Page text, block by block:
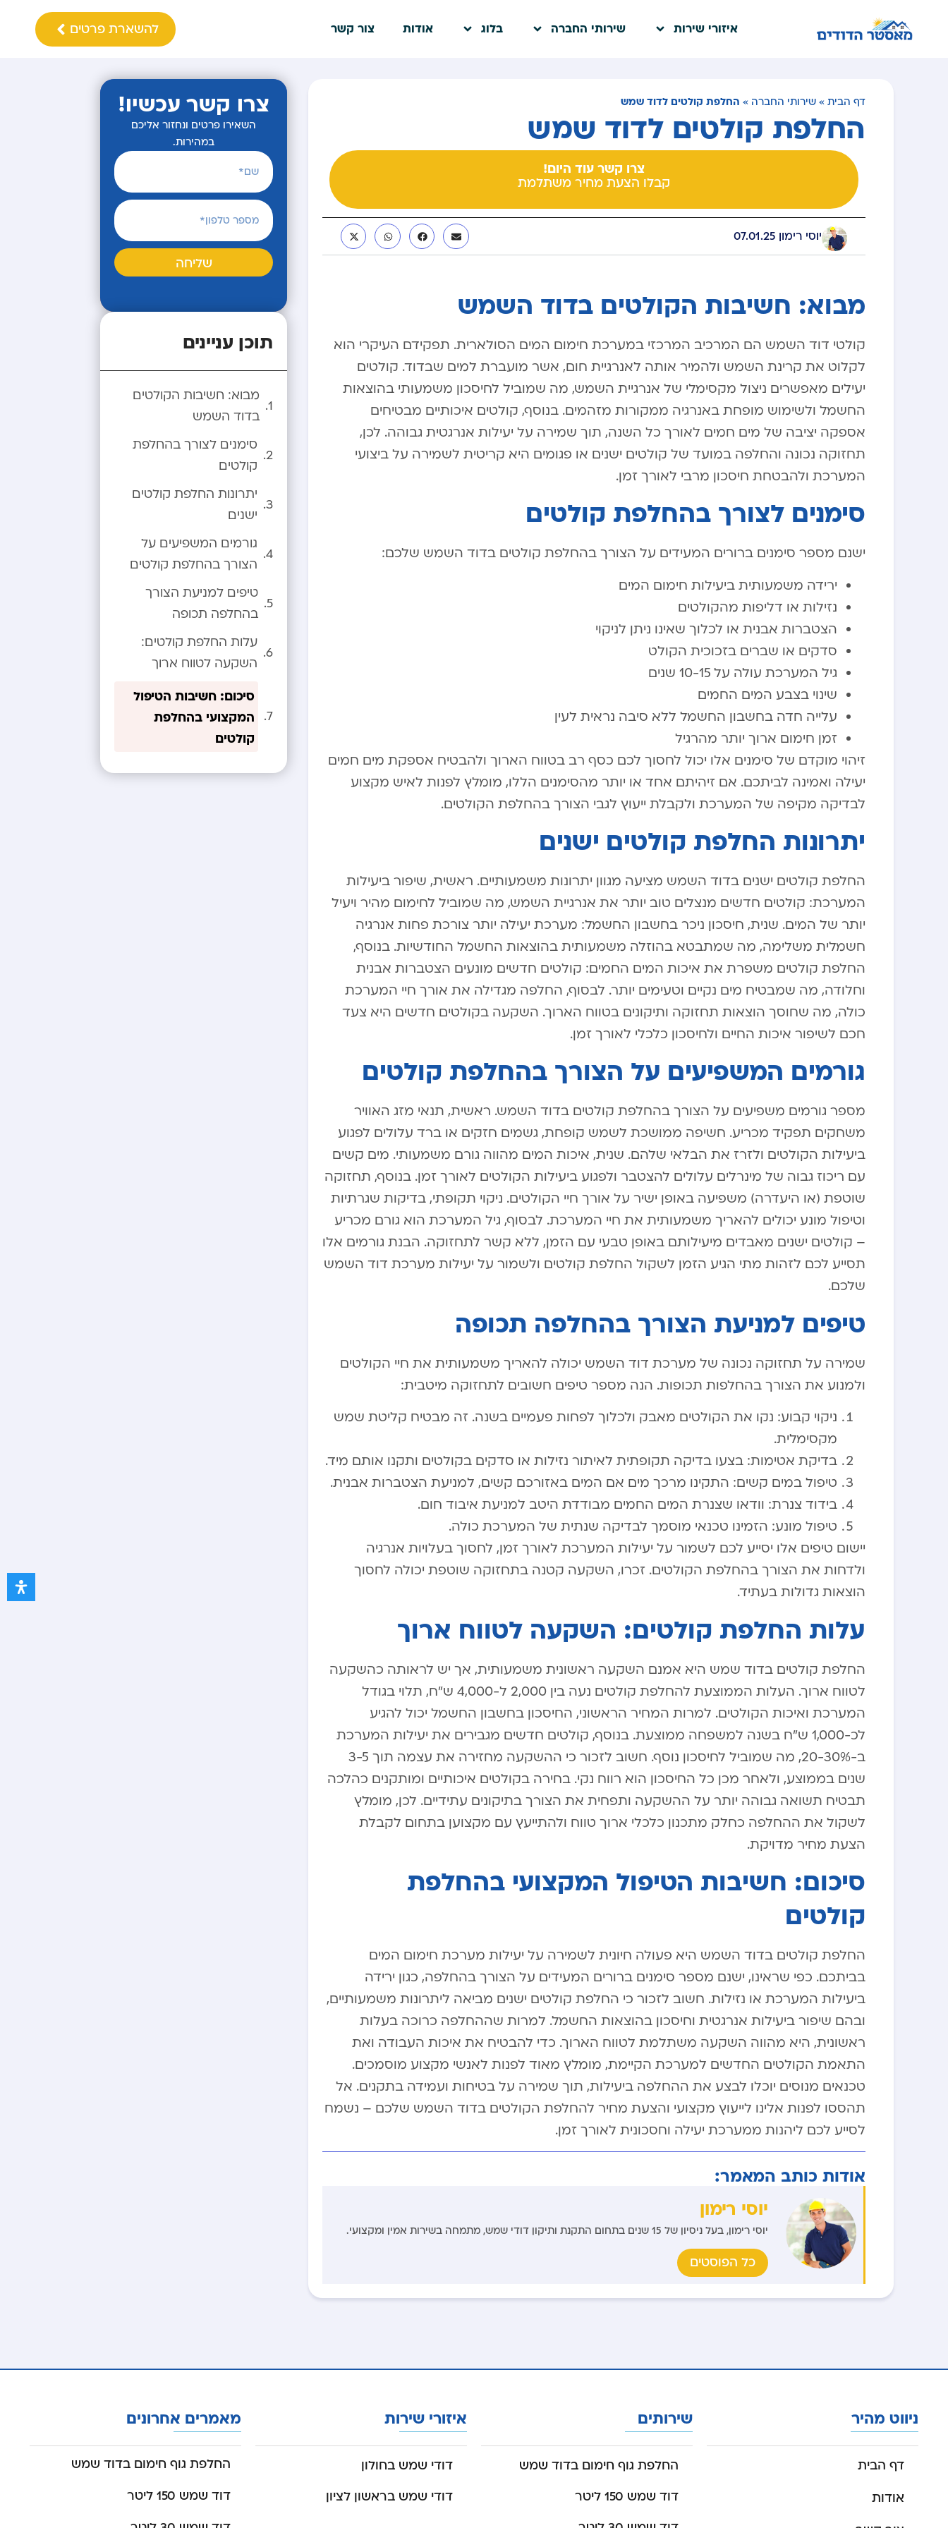
איזורי שירות שירותי החברה בלוג אודות צור קשר להשארת פרטים
דף הבית » שירותי החברה » החלפת קולטים לדוד שמש
החלפת קולטים לדוד שמש
צרו קשר עוד היום!
קבלו הצעת מחיר משתלמת
יוסי רימון 07.01.25
מבוא: חשיבות הקולטים בדוד השמש
קולטי דוד השמש הם המרכיב המרכזי במערכת חימום המים הסולארית. תפקידם העיקרי הוא
לקלוט את קרינת השמש ולהמיר אותה לאנרגיית חום, אשר מועברת למים שבדוד. קולטים
יעילים מאפשרים ניצול מקסימלי של אנרגיית השמש, מה שמוביל לחיסכון משמעותי בהוצאות
החשמל ולשימוש מופחת באנרגיה ממקורות מזהמים. בנוסף, קולטים איכותיים מבטיחים
אספקה יציבה של מים חמים לאורך כל השנה, תוך שמירה על יעילות אנרגטית גבוהה. לכן,
תחזוקה נכונה והחלפה במועד של קולטים ישנים או פגומים היא קריטית לשמירה על ביצועי
המערכת ולהבטחת חיסכון מרבי לאורך זמן.
סימנים לצורך בהחלפת קולטים
ישנם מספר סימנים ברורים המעידים על הצורך בהחלפת קולטים בדוד השמש שלכם:
ירידה משמעותית ביעילות חימום המים
נזילות או דליפות מהקולטים
הצטברות אבנית או לכלוך שאינו ניתן לניקוי
סדקים או שברים בזכוכית הקולט
גיל המערכת עולה על 10-15 שנים
שינוי בצבע המים החמים
עלייה חדה בחשבון החשמל ללא סיבה נראית לעין
זמן חימום ארוך יותר מהרגיל
זיהוי מוקדם של סימנים אלו יכול לחסוך לכם כסף רב בטווח הארוך ולהבטיח אספקת מים חמים
יעילה ואמינה לביתכם. אם זיהיתם אחד או יותר מהסימנים הללו, מומלץ לפנות לאיש מקצוע
לבדיקה מקיפה של המערכת ולקבלת ייעוץ לגבי הצורך בהחלפת הקולטים.
יתרונות החלפת קולטים ישנים
החלפת קולטים ישנים בדוד השמש מציעה מגוון יתרונות משמעותיים. ראשית, שיפור ביעילות
המערכת: קולטים חדשים מנצלים טוב יותר את אנרגיית השמש, מה שמוביל לחימום מהיר ויעיל
יותר של המים. שנית, חיסכון ניכר בחשבון החשמל: מערכת יעילה יותר צורכת פחות אנרגיה
חשמלית משלימה, מה שמתבטא בהוזלה משמעותית בהוצאות החשמל החודשיות. בנוסף,
החלפת קולטים משפרת את איכות המים החמים: קולטים חדשים מונעים הצטברות אבנית
וחלודה, מה שמבטיח מים נקיים וטעימים יותר. לבסוף, החלפה מגדילה את אורך חיי המערכת
כולה, מה שחוסך הוצאות תחזוקה ותיקונים בטווח הארוך. השקעה בקולטים חדשים היא צעד
חכם לשיפור איכות החיים ולחיסכון כלכלי לאורך זמן.
גורמים המשפיעים על הצורך בהחלפת קולטים
מספר גורמים משפיעים על הצורך בהחלפת קולטים בדוד השמש. ראשית, תנאי מזג האוויר
משחקים תפקיד מכריע. חשיפה ממושכת לשמש קופחת, גשמים חזקים או ברד עלולים לפגוע
ביעילות הקולטים ולזרז את הבלאי שלהם. שנית, איכות המים מהווה גורם משמעותי. מים קשים
עם ריכוז גבוה של מינרלים עלולים להצטבר ולפגוע ביעילות הקולטים לאורך זמן. בנוסף, תחזוקה
שוטפת (או היעדרה) משפיעה באופן ישיר על אורך חיי הקולטים. ניקוי תקופתי, בדיקות שגרתיות
וטיפול מונע יכולים להאריך משמעותית את חיי המערכת. לבסוף, גיל המערכת הוא גורם מכריע
– קולטים ישנים מאבדים מיעילותם באופן טבעי עם הזמן, ללא קשר לתחזוקה. הבנת גורמים אלו
תסייע לכם לזהות מתי הגיע הזמן לשקול החלפת קולטים ולשמור על יעילות מערכת דוד השמש
שלכם.
טיפים למניעת הצורך בהחלפה תכופה
שמירה על תחזוקה נכונה של מערכת דוד השמש יכולה להאריך משמעותית את חיי הקולטים
ולמנוע את הצורך בהחלפות תכופות. הנה מספר טיפים חשובים לתחזוקה מיטבית:
ניקוי קבוע: נקו את הקולטים מאבק ולכלוך לפחות פעמיים בשנה. זה מבטיח קליטת שמש
מקסימלית.
בדיקת אטימות: בצעו בדיקה תקופתית לאיתור נזילות או סדקים בקולטים ותקנו אותם מיד.
טיפול במים קשים: התקינו מרכך מים אם המים באזורכם קשים, למניעת הצטברות אבנית.
בידוד צנרת: וודאו שצנרת המים החמים מבודדת היטב למניעת איבוד חום.
טיפול מונע: הזמינו טכנאי מוסמך לבדיקה שנתית של המערכת כולה.
יישום טיפים אלו יסייע לכם לשמור על יעילות המערכת לאורך זמן, לחסוך בעלויות אנרגיה
ולדחות את הצורך בהחלפת הקולטים. זכרו, השקעה קטנה בתחזוקה שוטפת יכולה לחסוך
הוצאות גדולות בעתיד.
עלות החלפת קולטים: השקעה לטווח ארוך
החלפת קולטים בדוד שמש היא אמנם השקעה ראשונית משמעותית, אך יש לראותה כהשקעה
לטווח ארוך. העלות הממוצעת להחלפת קולטים נעה בין 2,000 ל-4,000 ש”ח, תלוי בגודל
המערכת ואיכות הקולטים. למרות המחיר הראשוני, החיסכון בחשבון החשמל יכול להגיע
לכ-1,000 ש”ח בשנה למשפחה ממוצעת. בנוסף, קולטים חדשים מגבירים את יעילות המערכת
ב-20-30%, מה שמוביל לחיסכון נוסף. חשוב לזכור כי ההשקעה מחזירה את עצמה תוך 3-5
שנים בממוצע, ולאחר מכן כל החיסכון הוא רווח נקי. בחירה בקולטים איכותיים ומותקנים כהלכה
תבטיח תשואה גבוהה יותר על ההשקעה ותפחית את הצורך בתיקונים עתידיים. לכן, מומלץ
לשקול את ההחלפה כחלק מתכנון כלכלי ארוך טווח ולהתייעץ עם מקצוען בתחום לקבלת
הצעת מחיר מדויקת.
סיכום: חשיבות הטיפול המקצועי בהחלפת
קולטים
החלפת קולטים בדוד השמש היא פעולה חיונית לשמירה על יעילות מערכת חימום המים
בביתכם. כפי שראינו, ישנם מספר סימנים ברורים המעידים על הצורך בהחלפה, כגון ירידה
ביעילות המערכת או נזילות. חשוב לזכור כי החלפת קולטים ישנים מביאה ליתרונות משמעותיים,
ובהם שיפור ביעילות אנרגטית וחיסכון בהוצאות החשמל. למרות שההחלפה כרוכה בעלות
ראשונית, היא מהווה השקעה משתלמת לטווח הארוך. כדי להבטיח את איכות העבודה ואת
התאמת הקולטים החדשים למערכת הקיימת, מומלץ מאוד לפנות לאנשי מקצוע מוסמכים.
טכנאים מנוסים יוכלו לבצע את ההחלפה ביעילות, תוך שמירה על בטיחות ועמידה בתקנים. אל
תהססו לפנות אלינו לייעוץ מקצועי והצעת מחיר להחלפת הקולטים בדוד השמש שלכם – נשמח
לסייע לכם ליהנות ממערכת יעילה וחסכונית לאורך זמן.
אודות כותב המאמר:
יוסי רימון
יוסי רימון, בעל ניסיון של 15 שנים בתחום התקנת ותיקון דודי שמש, מתמחה בשירות אמין ומקצועי.
כל הפוסטים
צרו קשר עכשיו!
השאירו פרטים ונחזור אליכם
במהירות.
שליחה
תוכן עניינים
מבוא: חשיבות הקולטים
בדוד השמש
סימנים לצורך בהחלפת
קולטים
יתרונות החלפת קולטים
ישנים
גורמים המשפיעים על
הצורך בהחלפת קולטים
טיפים למניעת הצורך
בהחלפה תכופה
עלות החלפת קולטים:
השקעה לטווח ארוך
סיכום: חשיבות הטיפול
המקצועי בהחלפת
קולטים
ניווט מהיר
דף הבית
אודות
שירותים
החלפת גוף חימום בדוד שמש
דוד שמש 150 ליטר
איזורי שירות
דודי שמש בחולון
דודי שמש בראשון לציון
מאמרים אחרונים
החלפת גוף חימום בדוד שמש
דוד שמש 150 ליטר